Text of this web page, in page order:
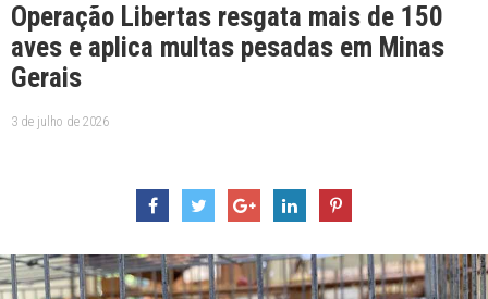
Operação Libertas resgata mais de 150
aves e aplica multas pesadas em Minas
Gerais
3 de julho de 2026